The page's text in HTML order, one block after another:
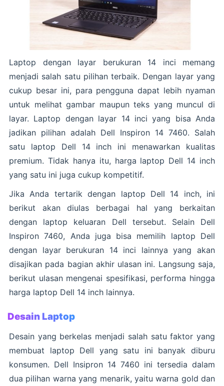
Laptop dengan layar berukuran 14 inci memang
menjadi salah satu pilihan terbaik. Dengan layar yang
cukup besar ini, para pengguna dapat lebih nyaman
untuk melihat gambar maupun teks yang muncul di
layar. Laptop dengan layar 14 inci yang bisa Anda
jadikan pilihan adalah Dell Inspiron 14 7460. Salah
satu laptop Dell 14 inch ini menawarkan kualitas
premium. Tidak hanya itu, harga laptop Dell 14 inch
yang satu ini juga cukup kompetitif.
Jika Anda tertarik dengan laptop Dell 14 inch, ini
berikut akan diulas berbagai hal yang berkaitan
dengan laptop keluaran Dell tersebut. Selain Dell
Inspiron 7460, Anda juga bisa memilih laptop Dell
dengan layar berukuran 14 inci lainnya yang akan
disajikan pada bagian akhir ulasan ini. Langsung saja,
berikut ulasan mengenai spesifikasi, performa hingga
harga laptop Dell 14 inch lainnya.
Desain Laptop
Desain yang berkelas menjadi salah satu faktor yang
membuat laptop Dell yang satu ini banyak diburu
konsumen. Dell Insipron 14 7460 ini tersedia dalam
dua pilihan warna yang menarik, yaitu warna gold dan